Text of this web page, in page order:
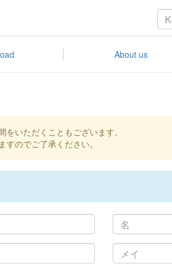
About us
いただくこともございます。
のでご了承ください。